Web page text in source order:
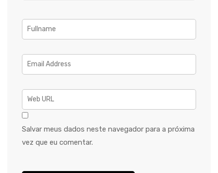
Salvar meus dados neste navegador para a próxima
vez que eu comentar.